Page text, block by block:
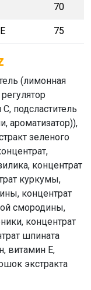
70
75
(лимонная
подсластитель
ароматизатор)),
зеленого
концентрат
куркумы,
концентрат
смородины,
концентрат
шпината
витамин Е,
экстракта